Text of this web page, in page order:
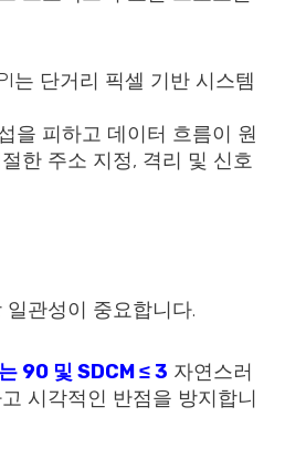
는 단거리 픽셀 기반 시스템
을 피하고 데이터 흐름이 원
한 주소 지정, 격리 및 신호
관성이 중요합니다.
90 및 SDCM ≤ 3 자연스러
시각적인 반점을 방지합니